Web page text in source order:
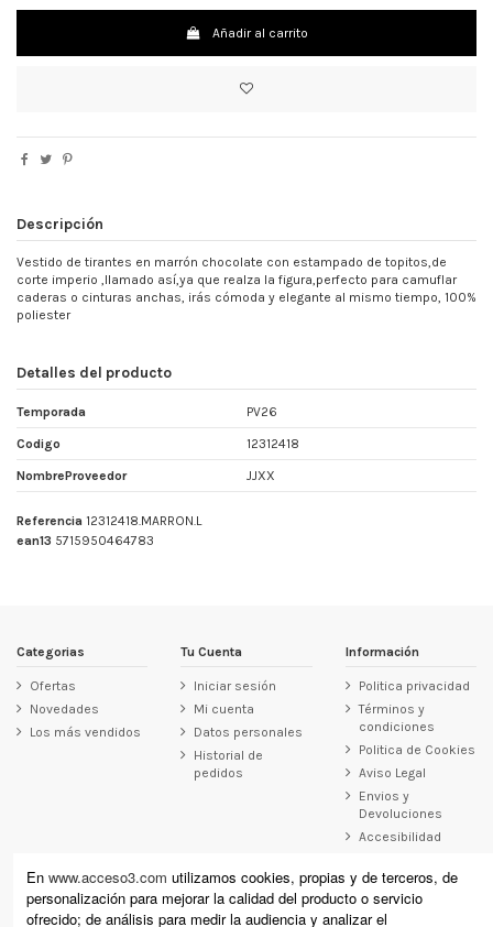
Añadir al carrito
Descripción
Vestido de tirantes en marrón chocolate con estampado de topitos,de
corte imperio ,llamado así,ya que realza la figura,perfecto para camuflar
caderas o cinturas anchas, irás cómoda y elegante al mismo tiempo, 100%
poliester
Detalles del producto
Temporada PV26
Codigo 12312418
NombreProveedor JJXX
Referencia 12312418.MARRON.L
ean13 5715950464783
Categorias
Ofertas
Novedades
Los más vendidos
Tu Cuenta
Iniciar sesión
Mi cuenta
Datos personales
Historial de
pedidos
Información
Politica privacidad
Términos y
condiciones
Politica de Cookies
Aviso Legal
Envios y
Devoluciones
Accesibilidad
Contacto
Acceso3
En www.acceso3.com utilizamos cookies, propias y de terceros, de
personalización para mejorar la calidad del producto o servicio
ofrecido; de análisis para medir la audiencia y analizar el